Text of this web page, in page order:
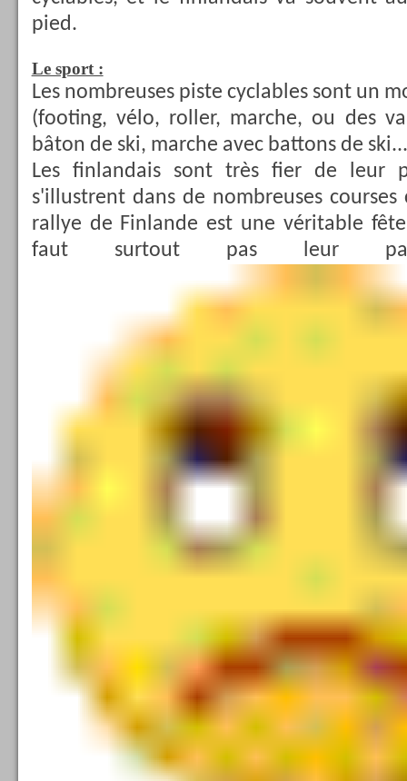
pied.
Le sport :
Les nombreuses piste cyclables sont un
(footing, vélo, roller, marche, ou des
bâton de ski, marche avec battons de
Les finlandais sont très fier de leur
s'illustrent dans de nombreuses
rallye de Finlande est une véritable
faut surtout pas leur